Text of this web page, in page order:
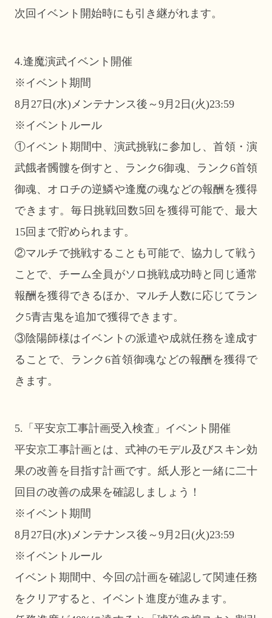
次回イベント開始時にも引き継がれます。
4.逢魔演武イベント開催
※イベント期間
8月27日(水)メンテナンス後～9月2日(火)23:59
※イベントルール
①イベント期間中、演武挑戦に参加し、首領・演
武餓者髑髏を倒すと、ランク6御魂、ランク6首領
御魂、オロチの逆鱗や逢魔の魂などの報酬を獲得
できます。毎日挑戦回数5回を獲得可能で、最大
15回まで貯められます。
②マルチで挑戦することも可能で、協力して戦う
ことで、チーム全員がソロ挑戦成功時と同じ通常
報酬を獲得できるほか、マルチ人数に応じてラン
ク5青吉鬼を追加で獲得できます。
③陰陽師様はイベントの派遣や成就任務を達成す
ることで、ランク6首領御魂などの報酬を獲得で
きます。
5.「平安京工事計画受入検査」イベント開催
平安京工事計画とは、式神のモデル及びスキン効
果の改善を目指す計画です。紙人形と一緒に二十
回目の改善の成果を確認しましょう！
※イベント期間
8月27日(水)メンテナンス後～9月2日(火)23:59
※イベントルール
イベント期間中、今回の計画を確認して関連任務
をクリアすると、イベント進度が進みます。